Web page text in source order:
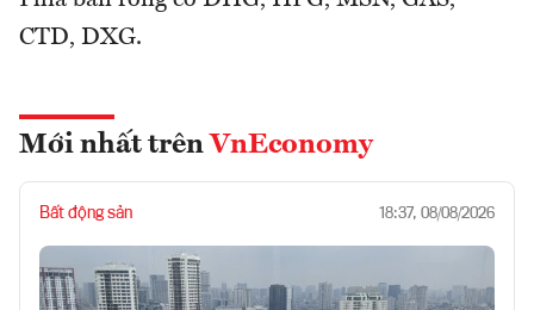
CTD, DXG.
Mới nhất trên VnEconomy
Bất động sản 18:37, 08/08/2026